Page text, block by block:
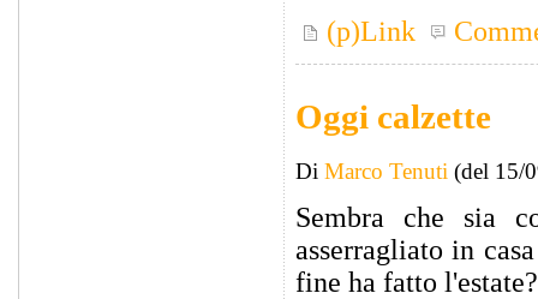
(p)Link
Oggi calzette
Di Marco Tenuti (del 15/
Sembra che sia
asserragliato in
fine ha fatto